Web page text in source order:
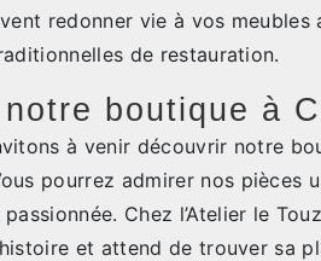
redonner vie à vos meubles
de restauration.
boutique à
à venir découvrir notre
pourrez admirer nos pièces
Chez l’Atelier le
et attend de trouver sa